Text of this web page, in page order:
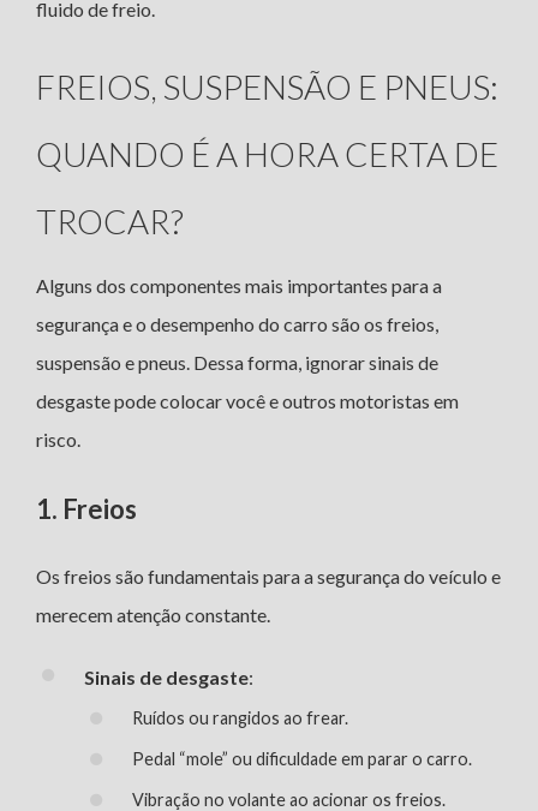
fluido de freio.
FREIOS, SUSPENSÃO E PNEUS:
QUANDO É A HORA CERTA DE
TROCAR?
Alguns dos componentes mais importantes para a
segurança e o desempenho do carro são os freios,
suspensão e pneus. Dessa forma, ignorar sinais de
desgaste pode colocar você e outros motoristas em
risco.
1. Freios
Os freios são fundamentais para a segurança do veículo e
merecem atenção constante.
Sinais de desgaste:
Ruídos ou rangidos ao frear.
Pedal “mole” ou dificuldade em parar o carro.
Vibração no volante ao acionar os freios.